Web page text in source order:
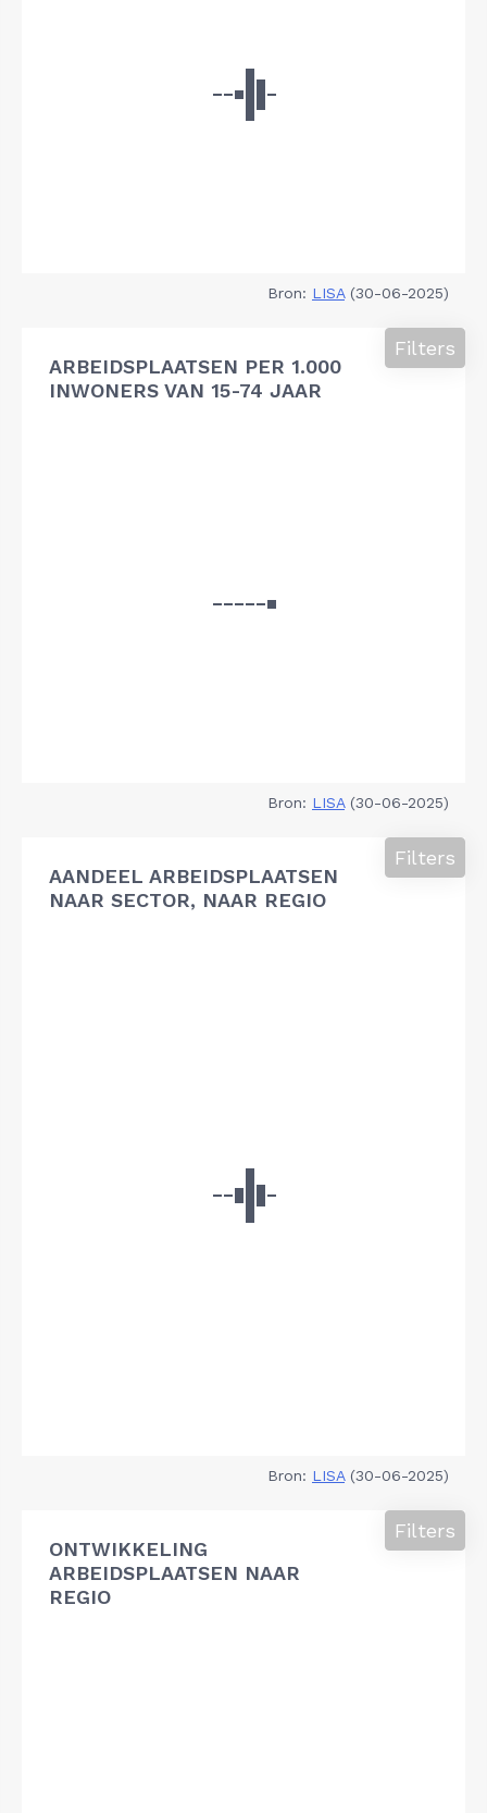
Bron: LISA(30-06-2025)
ARBEIDSPLAATSEN PER 1.000
INWONERS VAN 15-74 JAAR
Filters
Bron: LISA(30-06-2025)
AANDEEL ARBEIDSPLAATSEN
NAAR SECTOR, NAAR REGIO
Filters
Bron: LISA(30-06-2025)
ONTWIKKELING
ARBEIDSPLAATSEN NAAR
REGIO
Filters